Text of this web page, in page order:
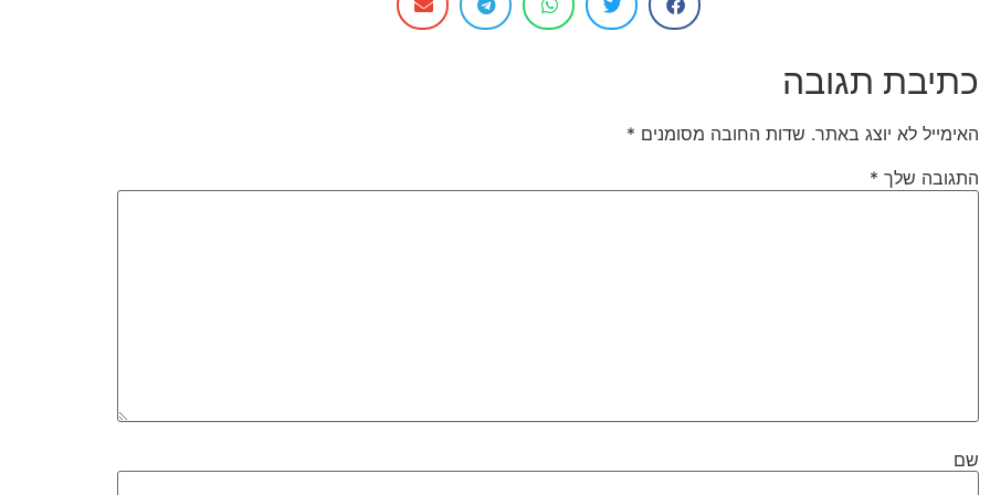
כתיבת תגובה
האימייל לא יוצג באתר. שדות החובה מסומנים *
התגובה שלך *
שם